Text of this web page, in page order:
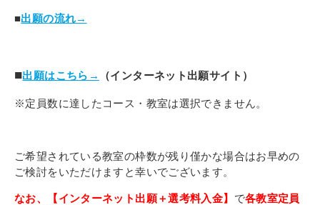
■出願の流れ→
■出願はこちら→ （インターネット出願サイト）
※定員数に達したコース・教室は選択できません。
ご希望されている教室の枠数が残り僅かな場合はお早めの
ご検討をいただけますと幸いでございます。
なお、【インターネット出願＋選考料入金】 で各教室定員